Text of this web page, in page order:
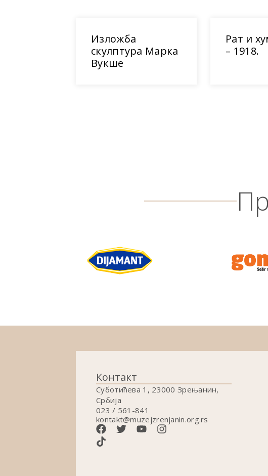
Изложба
скулптура Марка
Вукше
Рат и
– 1918.
Контакт
Суботићева 1, 23000 Зрењанин,
Србија
023 / 561-841
kontakt@muzejzrenjanin.org.rs